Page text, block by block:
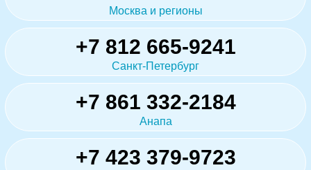
Москва и регионы
+7 812 665-9241
Санкт-Петербург
+7 861 332-2184
Анапа
+7 423 379-9723